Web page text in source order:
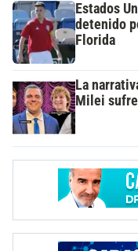
Estados
detenido
Florida
La
Milei